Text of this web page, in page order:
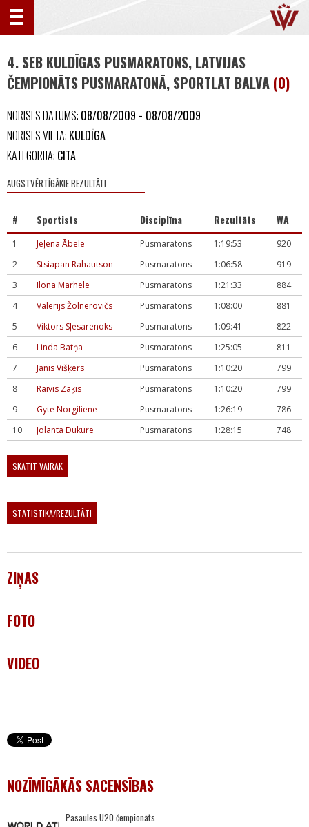
4. SEB KULDĪGAS PUSMARATONS, LATVIJAS
ČEMPIONĀTS PUSMARATONĀ, SPORTLAT BALVA (0)
NORISES DATUMS: 08/08/2009 - 08/08/2009
NORISES VIETA: KULDĪGA
KATEGORIJA: CITA
AUGSTVĒRTĪGĀKIE REZULTĀTI
# Sportists Disciplīna Rezultāts WA
1 Jeļena Ābele Pusmaratons 1:19:53
920
2
Stsiapan Rahautson Pusmaratons 1:06:58
919
3
Ilona Marhele Pusmaratons 1:21:33
884
4
Valērijs Žolnerovičs Pusmaratons 1:08:00
881
5
Viktors Sļesarenoks Pusmaratons 1:09:41
822
6
Linda Batņa Pusmaratons 1:25:05
811
7
Jānis Višķers Pusmaratons 1:10:20
799
8
Raivis Zaķis Pusmaratons 1:10:20
799
9
Gyte Norgiliene Pusmaratons 1:26:19
786
10
Jolanta Dukure Pusmaratons 1:28:15 748
SKATĪT VAIRĀK
STATISTIKA/REZULTĀTI
ZIŅAS
FOTO
VIDEO
NOZĪMĪGĀKĀS SACENSĪBAS
Pasaules U20 čempionāts